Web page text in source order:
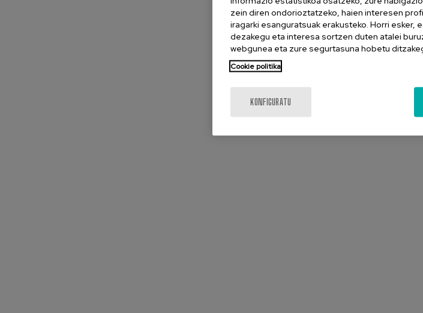
zein diren ondorioztatzeko, haien interesen
iragarki esanguratsuak erakusteko. Horri esker,
dezakegu eta interesa sortzen duten atalei
webgunea eta zure segurtasuna hobetu
Cookie politika
KONFIGURATU